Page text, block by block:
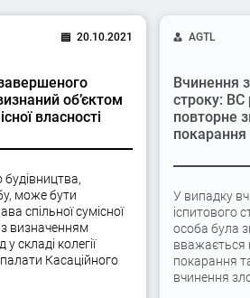
20.10.2021
об’єктом
власності
будівництва,
може бути
спільної сумісної
визначенням
складі колегії
палати Касаційного
AGTL
Вчинення
строку: ВС
повторне
У випадку
іспитового
особа була
вважається
покарання
вчинення